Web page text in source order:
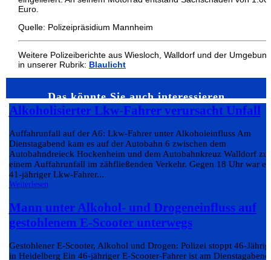
Euro.
Quelle: Polizeipräsidium Mannheim
Weitere Polizeiberichte aus Wiesloch, Walldorf und der Umgebung
in unserer Rubrik: Blaulicht
Das könnte Sie auch interessieren…
Alkoholisierter Lkw-Fahrer verursacht Unfall
Auffahrunfall auf der A6: Lkw-Fahrer unter Alkoholeinfluss Am
Dienstagabend kam es auf der Autobahn 6 zwischen dem
Autobahndreieck Hockenheim und dem Autobahnkreuz Walldorf zu
einem Auffahrunfall im zähfließenden Verkehr. Gegen 18 Uhr war
41-jähriger Lkw-Fahrer...
Weiterlesen
Mann unter Alkohol- und Drogeneinfluss auf
gestohlenem E-Scooter unterwegs
Gestohlener E-Scooter, Alkohol und Drogen: Polizei stoppt 46-
in Heidelberg Ein 46-jähriger E-Scooter-Fahrer ist am